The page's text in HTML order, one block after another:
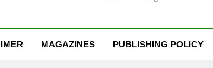
MAGAZINES PUBLISHING POLICY